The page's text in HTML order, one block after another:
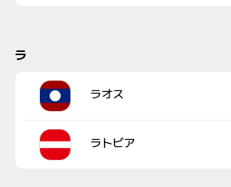
ラ
ラオス
ラトビア